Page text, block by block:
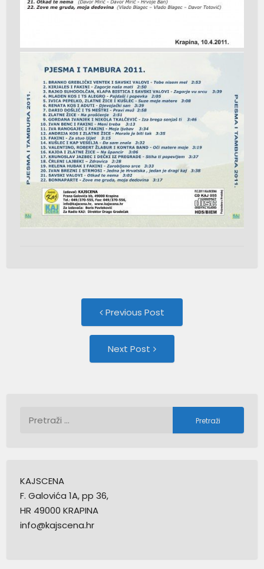
navigation
Previous Post
Next Post
KAJSCENA
F. Galovića 1A, pp 36,
HR 49000 KRAPINA
info@kajscena.hr